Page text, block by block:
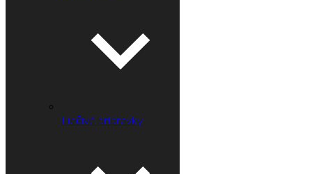
Liečivé prípravky